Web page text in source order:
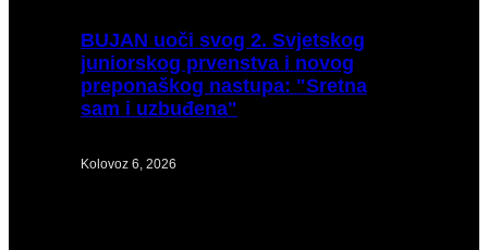
BUJAN uoči svog 2. Svjetskog
juniorskog prvenstva i novog
preponaškog nastupa: "Sretna
sam i uzbuđena"
Kolovoz 6, 2026